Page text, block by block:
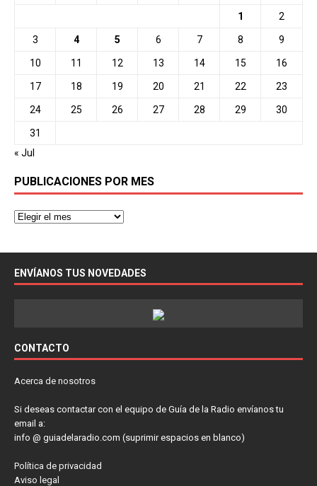
1 2
3 4 5 6 7 8 9
10 11 12 13 14 15 16
17 18 19 20 21 22 23
24 25 26 27 28 29 30
31
« Jul
PUBLICACIONES POR MES
ENVÍANOS TUS NOVEDADES
CONTACTO
Acerca de nosotros
Si deseas contactar con el equipo de Guía de la Radio envíanos tu
email a:
info @ guiadelaradio.com (suprimir espacios en blanco)
Política de privacidad
Aviso legal